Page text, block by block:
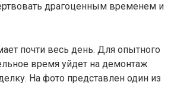
драгоценным временем и
почти весь день. Для опытного
время уйдет на демонтаж
На фото представлен один из